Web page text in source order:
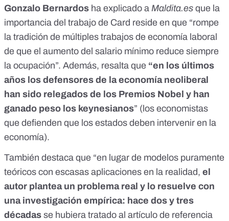
Gonzalo Bernardos ha explicado a Maldita.es que la
importancia del trabajo de Card reside en que “rompe
la tradición de múltiples trabajos de economía laboral
de que el aumento del salario mínimo reduce siempre
la ocupación”. Además, resalta que “en los últimos
años los defensores de la economía neoliberal
han sido relegados de los Premios Nobel y han
ganado peso los keynesianos” (los economistas
que defienden que los estados deben intervenir en la
economía).
También destaca que “en lugar de modelos puramente
teóricos con escasas aplicaciones en la realidad, el
autor plantea un problema real y lo resuelve con
una investigación empírica: hace dos y tres
décadas se hubiera tratado al artículo de referencia